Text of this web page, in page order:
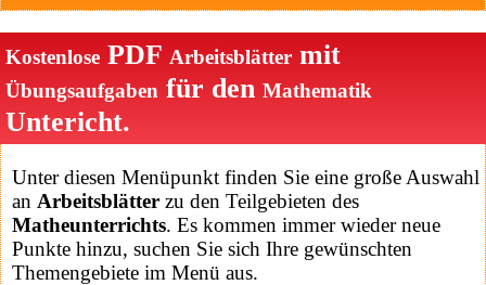
Kostenlose PDF Arbeitsblätter mit
Übungsaufgaben für den Mathematik
Untericht.
Unter diesen Menüpunkt finden Sie eine große Auswahl
an Arbeitsblätter zu den Teilgebieten des
Matheunterrichts. Es kommen immer wieder neue
Punkte hinzu, suchen Sie sich Ihre gewünschten
Themengebiete im Menü aus.